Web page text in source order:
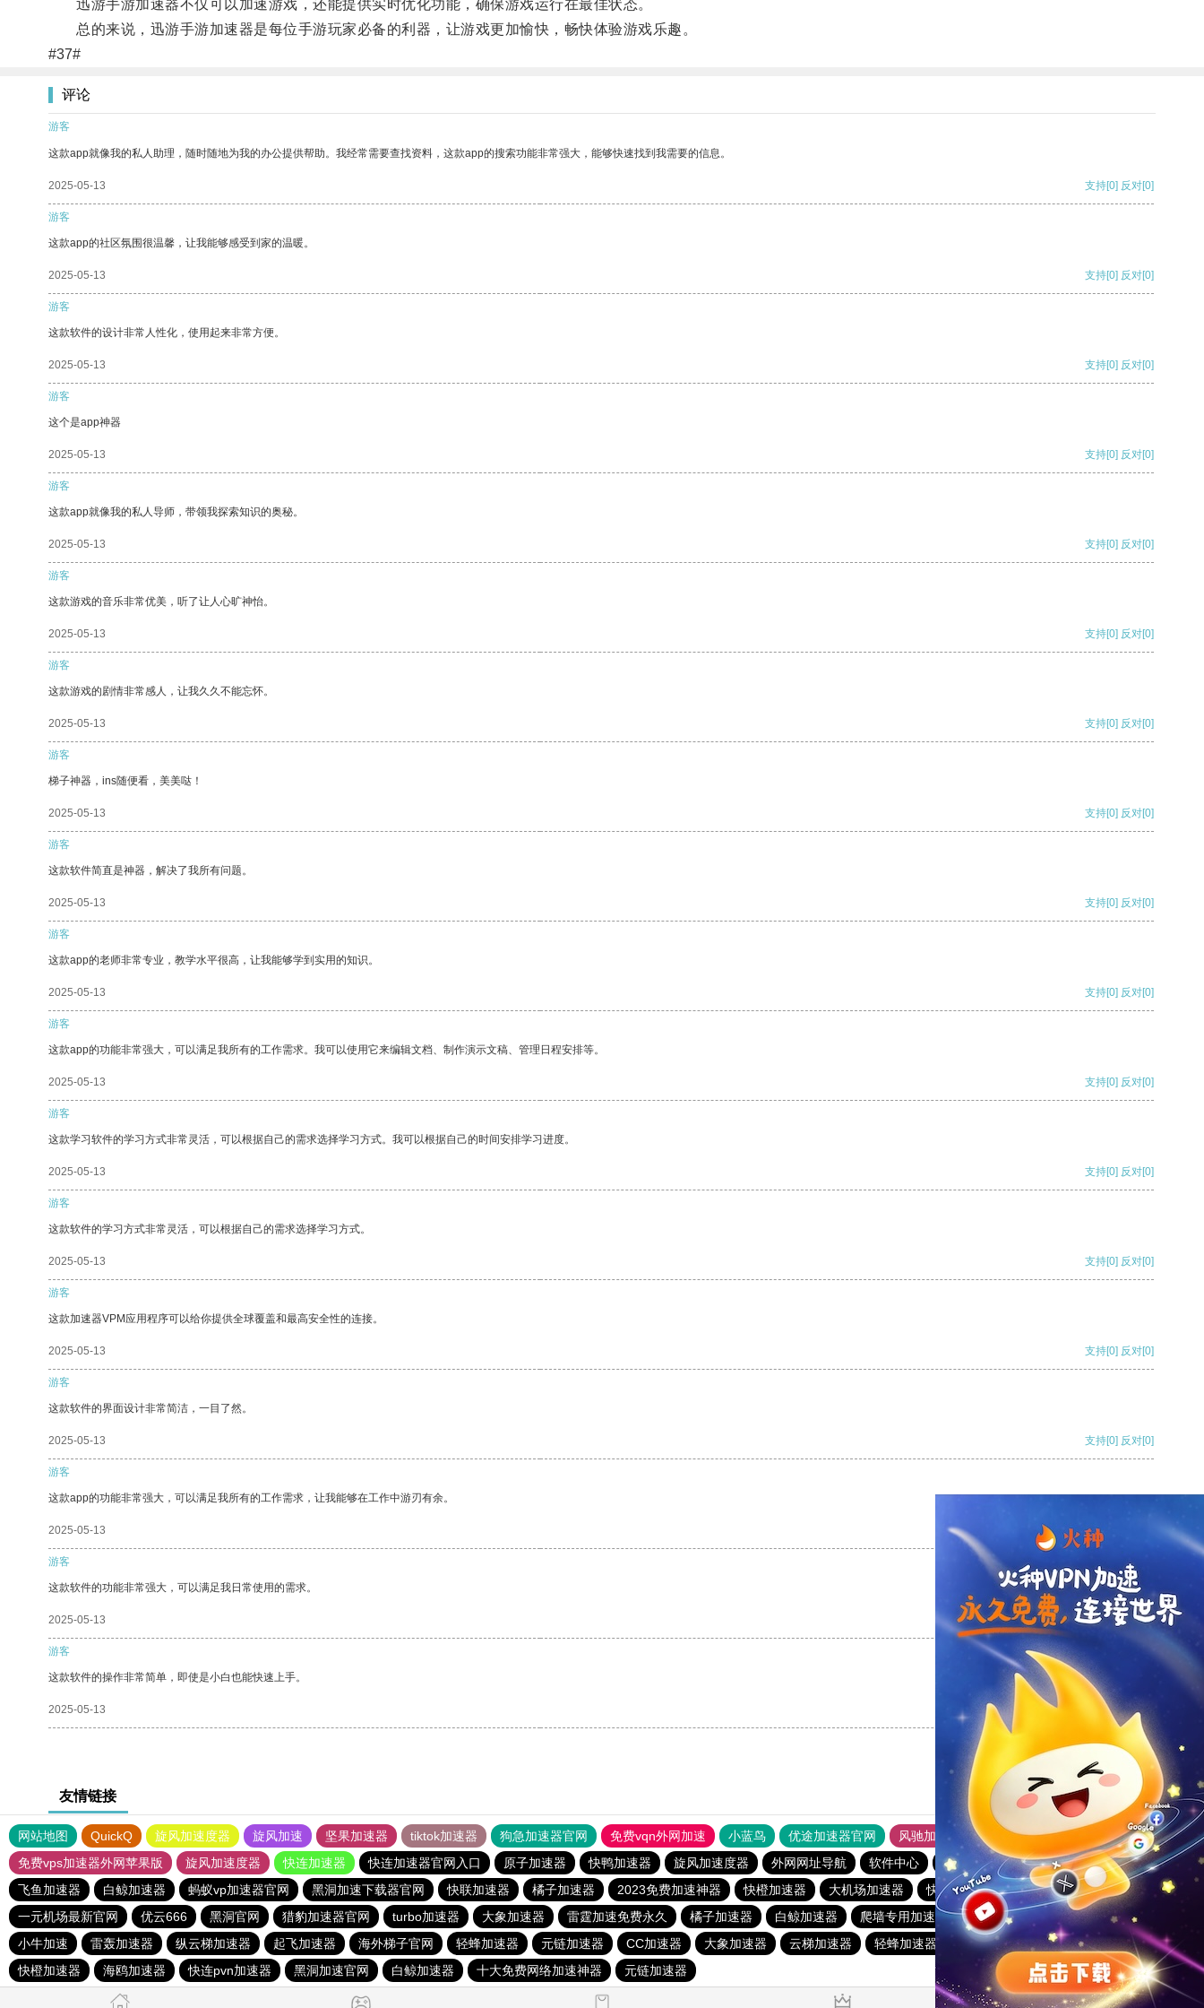
迅游手游加速器不仅可以加速游戏，还能提供实时优化功能，确保游戏运行在最佳状态。
总的来说，迅游手游加速器是每位手游玩家必备的利器，让游戏更加愉快，畅快体验游戏乐趣。
#37#
评论
游客
这款app就像我的私人助理，随时随地为我的办公提供帮助。我经常需要查找资料，这款app的搜索功能非常强大，能够快速找到我需要的信息。
2025-05-13 支持[0] 反对[0]
游客
这款app的社区氛围很温馨，让我能够感受到家的温暖。
2025-05-13 支持[0] 反对[0]
游客
这款软件的设计非常人性化，使用起来非常方便。
2025-05-13 支持[0] 反对[0]
游客
这个是app神器
2025-05-13 支持[0] 反对[0]
游客
这款app就像我的私人导师，带领我探索知识的奥秘。
2025-05-13 支持[0] 反对[0]
游客
这款游戏的音乐非常优美，听了让人心旷神怡。
2025-05-13 支持[0] 反对[0]
游客
这款游戏的剧情非常感人，让我久久不能忘怀。
2025-05-13 支持[0] 反对[0]
游客
梯子神器，ins随便看，美美哒！
2025-05-13 支持[0] 反对[0]
游客
这款软件简直是神器，解决了我所有问题。
2025-05-13 支持[0] 反对[0]
游客
这款app的老师非常专业，教学水平很高，让我能够学到实用的知识。
2025-05-13 支持[0] 反对[0]
游客
这款app的功能非常强大，可以满足我所有的工作需求。我可以使用它来编辑文档、制作演示文稿、管理日程安排等。
2025-05-13 支持[0] 反对[0]
游客
这款学习软件的学习方式非常灵活，可以根据自己的需求选择学习方式。我可以根据自己的时间安排学习进度。
2025-05-13 支持[0] 反对[0]
游客
这款软件的学习方式非常灵活，可以根据自己的需求选择学习方式。
2025-05-13 支持[0] 反对[0]
游客
这款加速器VPM应用程序可以给你提供全球覆盖和最高安全性的连接。
2025-05-13 支持[0] 反对[0]
游客
这款软件的界面设计非常简洁，一目了然。
2025-05-13 支持[0] 反对[0]
游客
这款app的功能非常强大，可以满足我所有的工作需求，让我能够在工作中游刃有余。
2025-05-13 支持
游客
这款软件的功能非常强大，可以满足我日常使用的需求。
2025-05-13 支持[0] 反对[0]
游客
这款软件的操作非常简单，即使是小白也能快速上手。
2025-05-13 支持[0] 反对[0]
友情链接
网站地图 QuickQ 旋风加速度器 旋风加速 坚果加速器 tiktok加速器 狗急加速器官网 免费vqn外网加速 小蓝鸟 优途加速器官网 风驰加速器
旋风加速器
免费vps加速器外网苹果版
旋风加速度器 快连加速器 快连加速器官网入口 原子加速器 快鸭加速器 旋风加速度器 外网网址导航 软件中心 雷霆加速 狂飙加速器
哔咔漫画
飞鱼加速器
白鲸加速器 蚂蚁vp加速器官网 黑洞加速下载器官网 快联加速器 橘子加速器 2023免费加速神器 快橙加速器 大机场加速器 快鸭加速器
小猫咪ciash加速器
一元机场最新官网
优云666 黑洞官网 猎豹加速器官网 turbo加速器 大象加速器 雷霆加速免费永久 橘子加速器 白鲸加速器 爬墙专用加速器 飞兔加速器
小牛vp加速器
小牛加速
雷轰加速器 纵云梯加速器 起飞加速器 海外梯子官网 轻蜂加速器 元链加速器 CC加速器 大象加速器 云梯加速器 轻蜂加速器 veee加速器
极风加速器
快橙加速器
海鸥加速器 快连pvn加速器 黑洞加速官网 白鲸加速器 十大免费网络加速神器 元链加速器